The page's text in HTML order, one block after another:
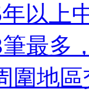
以上
最多
圍地